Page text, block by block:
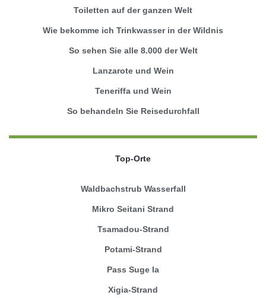
Toiletten auf der ganzen Welt
Wie bekomme ich Trinkwasser in der Wildnis
So sehen Sie alle 8.000 der Welt
Lanzarote und Wein
Teneriffa und Wein
So behandeln Sie Reisedurchfall
Top-Orte
Waldbachstrub Wasserfall
Mikro Seitani Strand
Tsamadou-Strand
Potami-Strand
Pass Suge la
Xigia-Strand